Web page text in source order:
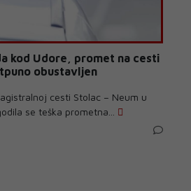
kod Udore, promet na cesti
obustavljen
cesti Stolac – Neum u
se teška prometna...